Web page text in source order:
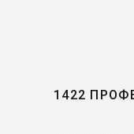
1422